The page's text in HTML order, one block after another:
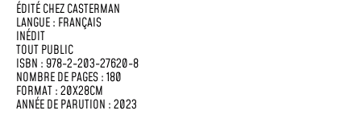
ÉDITÉ CHEZCASTERMAN
LANGUE : FRANÇAIS
INÉDIT
TOUT PUBLIC
ISBN : 978-2-203-27620-8
NOMBRE DE PAGES : 180
FORMAT : 20X28CM
ANNÉE DE PARUTION : 2023